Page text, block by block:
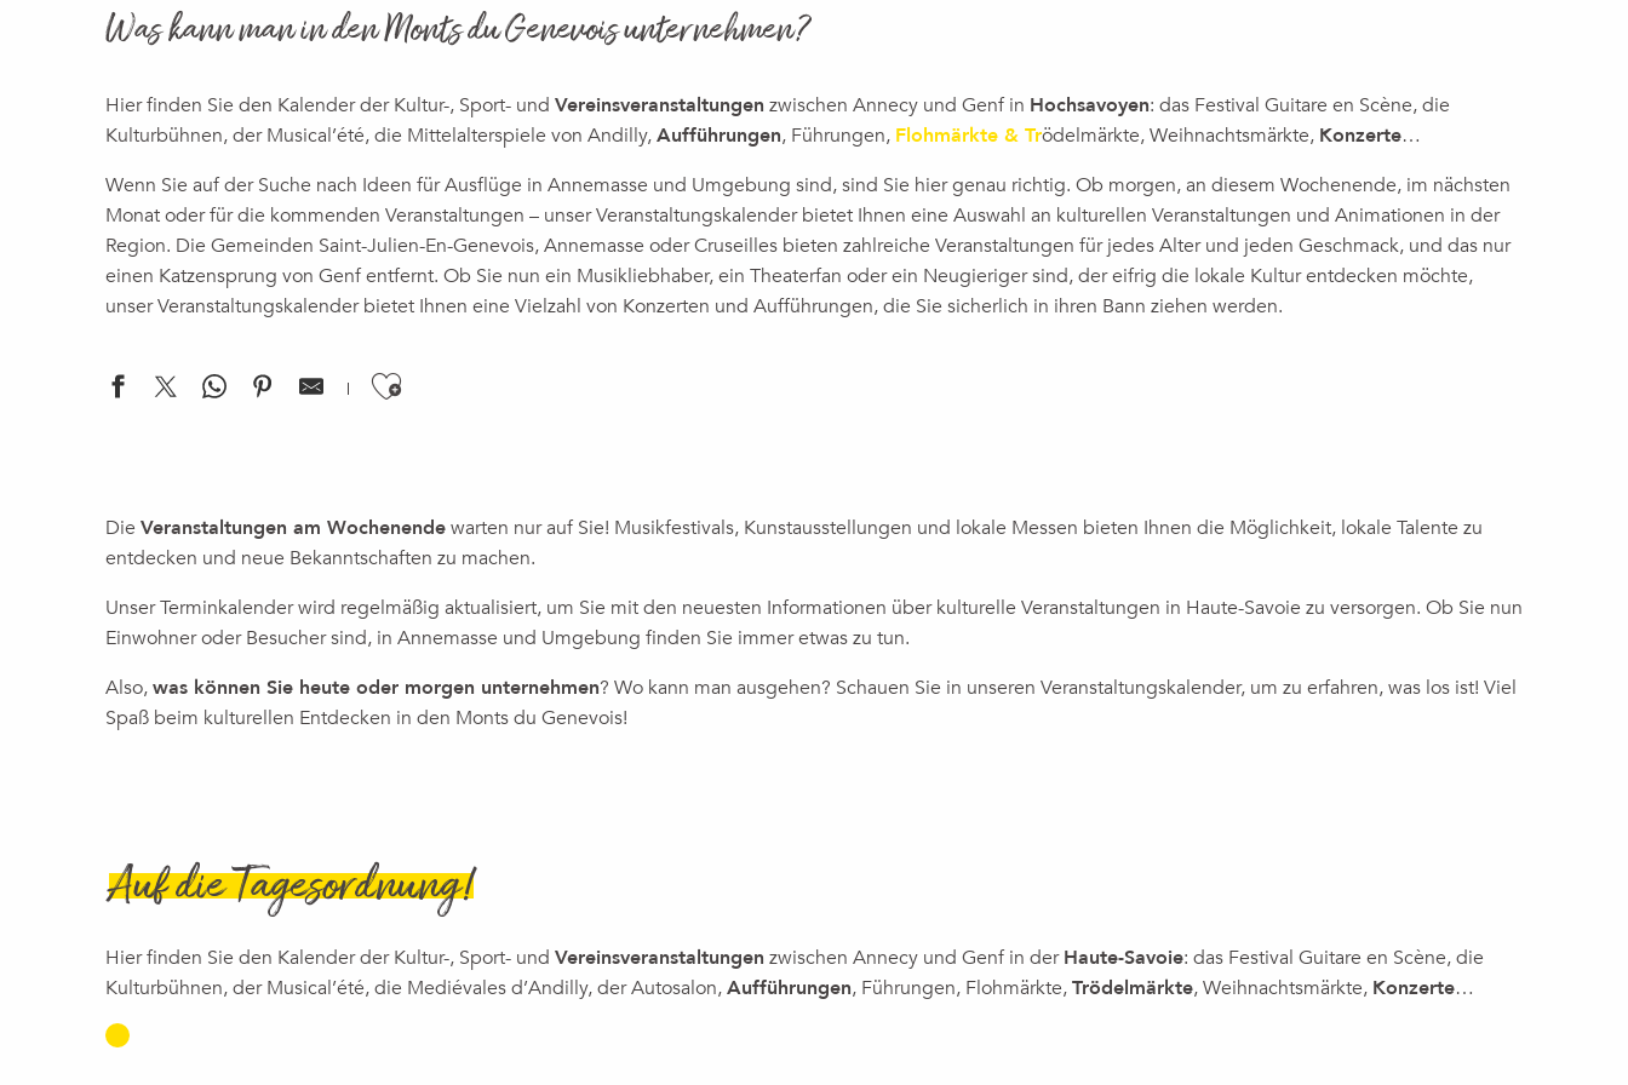
Was kann man in den Monts du Genevois unternehmen?
Hier finden Sie den Kalender der Kultur-, Sport- und Vereinsveranstaltungen zwischen Annecy und Genf in Hochsavoyen: das Festival Guitare en Scène, die
Kulturbühnen, der Musical’été, die Mittelalterspiele von Andilly,Aufführungen, Führungen, Flohmärkte & Trödelmärkte, Weihnachtsmärkte, Konzerte…
Wenn Sie auf der Suche nach Ideen für Ausflüge in Annemasse und Umgebung sind, sind Sie hier genau richtig. Ob morgen, an diesem Wochenende, im nächsten
Monat oder für die kommenden Veranstaltungen – unser Veranstaltungskalender bietet Ihnen eine Auswahl an kulturellen Veranstaltungen und Animationen in der
Region. Die Gemeinden Saint-Julien-En-Genevois, Annemasse oder Cruseilles bieten zahlreiche Veranstaltungen für jedes Alter und jeden Geschmack, und das nur
einen Katzensprung von Genf entfernt. Ob Sie nun ein Musikliebhaber, ein Theaterfan oder ein Neugieriger sind, der eifrig die lokale Kultur entdecken möchte,
unser Veranstaltungskalender bietet Ihnen eine Vielzahl von Konzerten und Aufführungen, die Sie sicherlich in ihren Bann ziehen werden.
Ajouter aux favoris
Concert | Marine Veber, Autour de la sonate pour piano
Soirées pizza au four à bois
Découverte d'un atelier de conservation-restauration d'art moderne et exposition de portraits – Le regard de la conservatrice sur Georges Gimel (1898-1962)
Chemins des toiles 2026 - Projection du film "Sauve qui peut"
Concert | Gospel & Soul - Chorale Harmonie Gospel
Die Veranstaltungen am Wochenendewarten nur auf Sie! Musikfestivals, Kunstausstellungen und lokale Messen bieten Ihnen die Möglichkeit, lokale Talente zu
entdecken und neue Bekanntschaften zu machen.
Unser Terminkalender wird regelmäßig aktualisiert, um Sie mit den neuesten Informationen über kulturelle Veranstaltungen in Haute-Savoie zu versorgen. Ob Sie nun
Einwohner oder Besucher sind, in Annemasse und Umgebung finden Sie immer etwas zu tun.
Also,was können Sie heute oder morgen unternehmen? Wo kann man ausgehen? Schauen Sie in unseren Veranstaltungskalender, um zu erfahren, was los ist! Viel
Spaß beim kulturellen Entdecken in den Monts du Genevois!
Auf die Tagesordnung!
Hier finden Sie den Kalender der Kultur-, Sport- und Vereinsveranstaltungen zwischen Annecy und Genf in derHaute-Savoie: das Festival Guitare en Scène, die
Kulturbühnen, der Musical’été, die Mediévales d’Andilly, der Autosalon,Aufführungen, Führungen, Flohmärkte,Trödelmärkte, Weihnachtsmärkte, Konzerte…
KONZERT IN ANNEMASSE: DER VOLLSTÄNDIGE VERANSTALTUNGSKALENDER